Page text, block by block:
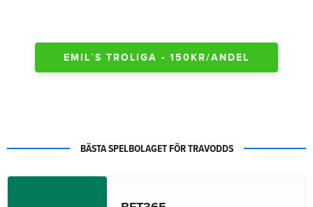
EMIL´S TROLIGA - 150KR/ANDEL
BÄSTA SPELBOLAGET FÖR TRAVODDS